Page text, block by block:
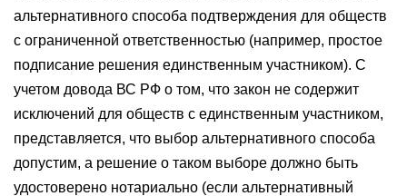
альтернативного способа подтверждения для обществ
с ограниченной ответственностью (например, простое
подписание решения единственным участником). С
учетом довода ВС РФ о том, что закон не содержит
исключений для обществ с единственным участником,
представляется, что выбор альтернативного способа
допустим, а решение о таком выборе должно быть
удостоверено нотариально (если альтернативный